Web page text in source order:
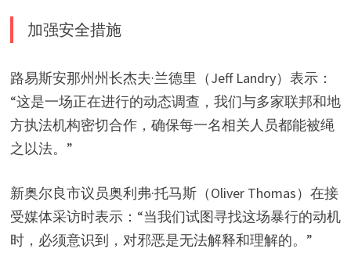
加强安全措施
路易斯安那州州长杰夫·兰德里（Jeff Landry）表示：
“这是一场正在进行的动态调查，我们与多家联邦和地
方执法机构密切合作，确保每一名相关人员都能被绳
之以法。”
新奥尔良市议员奥利弗·托马斯（Oliver Thomas）在接
受媒体采访时表示：“当我们试图寻找这场暴行的动机
时，必须意识到，对邪恶是无法解释和理解的。”